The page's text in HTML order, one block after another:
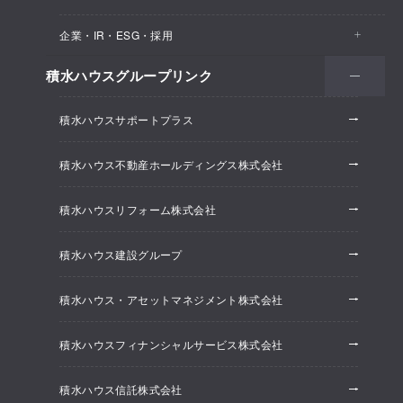
保育所・教育支援施設
オフィス・事務所
建築実例
オフィス系開発事業
ホテル系開発事業
大規模開発事業
賃貸マンション開発事業
企業・IR・ESG・採用
会社情報
株主・投資家情報
ESG経営
研究開発
採用情報
ニュースリリース
積水ハウスグループリンク
積水ハウスサポートプラス
積水ハウス不動産ホールディングス株式会社
積水ハウスリフォーム株式会社
積水ハウス建設グループ
積水ハウス・アセットマネジメント株式会社
積水ハウスフィナンシャルサービス株式会社
積水ハウス信託株式会社